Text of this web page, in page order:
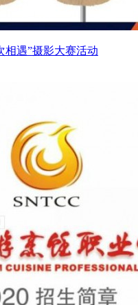
相遇”摄影大赛活动